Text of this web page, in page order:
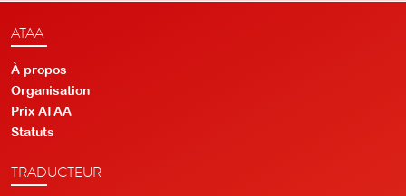
ATAA
À propos
Organisation
Prix ATAA
Statuts
TRADUCTEUR